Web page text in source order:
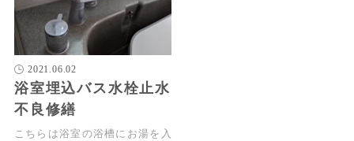
2021.06.02
浴室埋込バス水栓止水
不良修繕
こちらは浴室の浴槽にお湯を入